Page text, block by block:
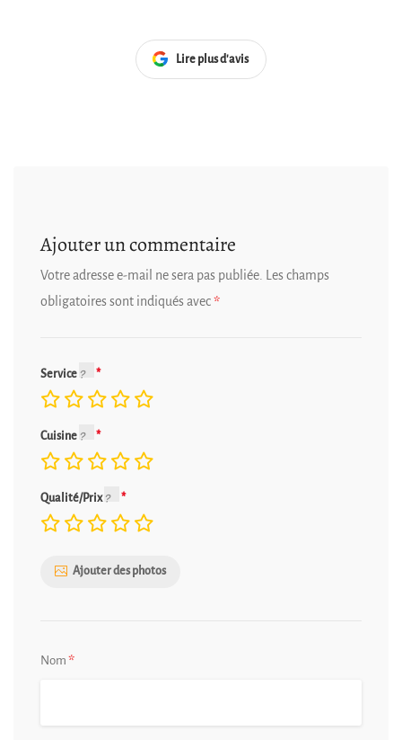
Lire plus d'avis
Ajouter un commentaire
Votre adresse e-mail ne sera pas publiée.
Les champs
obligatoires sont indiqués avec*
Service
Cuisine
Qualité/Prix
Ajouter des photos
Nom *